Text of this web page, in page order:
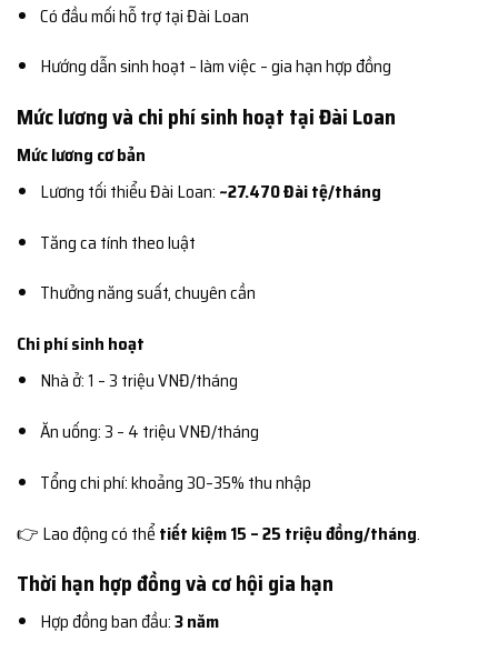
Có đầu mối hỗ trợ tại Đài Loan
Hướng dẫn sinh hoạt – làm việc – gia hạn hợp đồng
Mức lương và chi phí sinh hoạt tại Đài Loan
Mức lương cơ bản
Lương tối thiểu Đài Loan: ~27.470 Đài tệ/tháng
Tăng ca tính theo luật
Thưởng năng suất, chuyên cần
Chi phí sinh hoạt
Nhà ở: 1 – 3 triệu VNĐ/tháng
Ăn uống: 3 – 4 triệu VNĐ/tháng
Tổng chi phí: khoảng 30–35% thu nhập
👉 Lao động có thể tiết kiệm 15 – 25 triệu đồng/tháng.
Thời hạn hợp đồng và cơ hội gia hạn
Hợp đồng ban đầu:3 năm